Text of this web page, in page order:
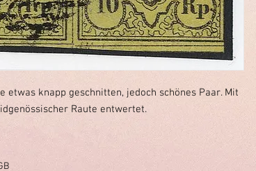
etwas knapp geschnitten, jedoch schönes Paar. Mit
Raute entwertet.